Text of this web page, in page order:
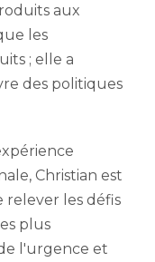
aux
les
; elle a
des politiques
Christian est
relever les défis
plus
l'urgence et